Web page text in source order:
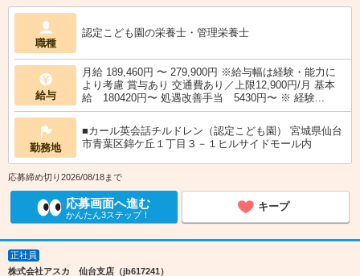
職種
認定こども園の栄養士・管理栄養士
給与
月給 189,460円 〜 279,900円 ※給与幅は経験・能力に
より考慮 賞与あり 交通費あり／上限12,900円/月 基本
給 180420円〜 処遇改善手当 5430円〜 ※ 経験...
勤務地
■カール英会話チルドレン（認定こども園） 宮城県仙台
市青葉区錦ケ丘１丁目３－１ヒルサイドモール内
応募締め切り2026/08/18まで
応募画面へ進む
かんたん3ステップ！
キープ
正社員
株式会社アスカ 仙台支店（jb617241）